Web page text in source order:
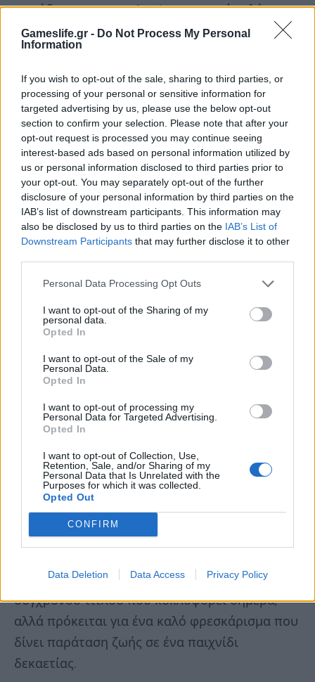
Gameslife.gr - Do Not Process My Personal
Information
If you wish to opt-out of the sale, sharing to third parties, or
processing of your personal or sensitive information for
targeted advertising by us, please use the below opt-out
section to confirm your selection. Please note that after your
opt-out request is processed you may continue seeing
interest-based ads based on personal information utilized by
us or personal information disclosed to third parties prior to
your opt-out. You may separately opt-out of the further
disclosure of your personal information by third parties on the
IAB’s list of downstream participants. This information may
also be disclosed by us to third parties on the IAB’s List of
Downstream Participants that may further disclose it to other
Personal Data Processing Opt Outs
I want to opt-out of the Sharing of my
personal data.
Opted In
I want to opt-out of the Sale of my
Personal Data.
Opted In
I want to opt-out of processing my
Personal Data for Targeted Advertising.
Opted In
I want to opt-out of Collection, Use,
Retention, Sale, and/or Sharing of my
Personal Data that Is Unrelated with the
Purposes for which it was collected.
Opted Out
CONFIRM
Data Deletion Data Access Privacy Policy
παράδειγμα στα professions: μπορείς πλέον
από νωρίς να ξεκλειδώσεις κάποια βιβλία,
ώστε να ανεβάσεις το επάγγελμα που θέλεις
μέσα από το Draenor και όχι να αρχίζεις από
την αρχή και τις πρώτες ζώνες του Azeroth.
Όσο παίζετε, θα ανακαλύψετε διάφορα μικρο-
πραγματάκια που έχει σκεφτεί η Blizzard για να
κάνει τη ζωή πιο ευχάριστη και τις αμοιβές πιο
γενναιόδωρες. Κάθε φορά που παίρνετε μια
αμοιβή από μια αποστολή, υπάρχει πάντα μια
μικρή πιθανότητα αναβάθμισης: ένα πράσινο
αντικείμενο μπορεί από μόνο του (αν είστε
τυχεροί)να αναβαθμιστεί σε μπλε ή ακόμα
και σε μοβ! To loot system είναι πλέον
κομμένο και ραμμένο στον παίκτη: καθένας
«βλέπει» μόνο το αντικείμενο που έχει πέσει
κλάση του, αλά Diablo 3.
Το smart system
μάλιστα έχει και διπλά στατιστικά για τις
υβριδικές κλάσεις που ενεργοποιούνται
ανάλογα με το specilization. Για παράδειγμα, το
ίδιο ραβδί θα δίνει +50 Stamina αν παίζω
Guardian Druid, αλλά όταν αλλάξω σε Healer, θα
γίνει + 50 Intelligence. Στο «λίφτινγκ» που έχει
δεχτεί το WoW πρέπει φυσικά να αναφέρουμε
και τα βελτιωμένα γραφικά, ειδικότερα τα
Φυσικά και δεν θα φτάσει τη λεπτομέρεια ενός
σύγχρονου τίτλου που κυκλοφορεί σήμερα,
αλλά πρόκειται για ένα καλό φρεσκάρισμα που
δίνει παράταση ζωής σε ένα παιχνίδι
δεκαετίας.